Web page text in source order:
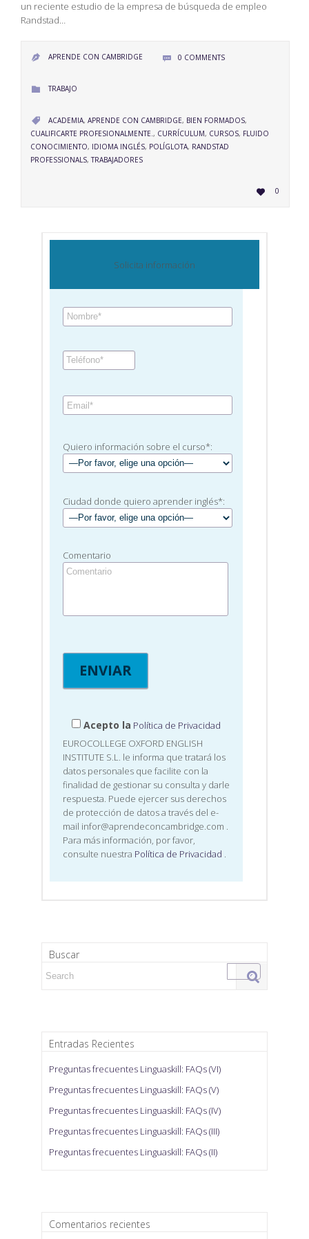
un reciente estudio de la empresa de búsqueda de empleo
Randstad…
 APRENDE CON CAMBRIDGE  0 COMMENTS
 CATEGORY
TRABAJO
 CATEGORY
ACADEMIA, APRENDE CON CAMBRIDGE, BIEN FORMADOS,
CUALIFICARTE PROFESIONALMENTE., CURRÍCULUM, CURSOS, FLUIDO
CONOCIMIENTO, IDIOMA INGLÉS, POLÍGLOTA, RANDSTAD
PROFESSIONALS,TRABAJADORES
 LOVE
IT0
Solicita información
Quiero información sobre el curso*:
Ciudad donde quiero aprender inglés*:
Comentario
Acepto la Política de Privacidad
EUROCOLLEGE OXFORD ENGLISH
INSTITUTE S.L. le informa que tratará los
datos personales que facilite con la
finalidad de gestionar su consulta y darle
respuesta. Puede ejercer sus derechos
de protección de datos a través del e-
mail infor@aprendeconcambridge.com .
Para más información, por favor,
consulte nuestra Política de Privacidad .
Buscar
Entradas Recientes
Preguntas frecuentes Linguaskill: FAQs (VI)
Preguntas frecuentes Linguaskill: FAQs (V)
Preguntas frecuentes Linguaskill: FAQs (IV)
Preguntas frecuentes Linguaskill: FAQs (III)
Preguntas frecuentes Linguaskill: FAQs (II)
Comentarios recientes